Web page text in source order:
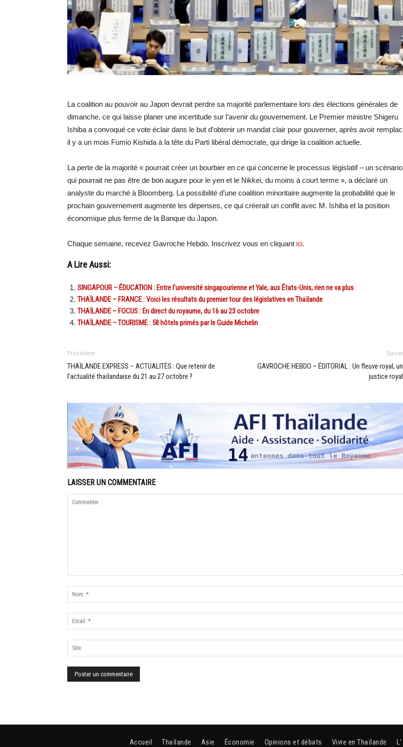
La coalition au pouvoir au Japon devrait perdre sa majorité parlementaire lors des élections générales de
dimanche, ce qui laisse planer une incertitude sur l’avenir du gouvernement. Le Premier ministre Shigeru
Ishiba a convoqué ce vote éclair dans le but d’obtenir un mandat clair pour gouverner, après avoir
il y a un mois Fumio Kishida à la tête du Parti libéral démocrate, qui dirige la coalition actuelle.
La perte de la majorité « pourrait créer un bourbier en ce qui concerne le processus législatif – un scénario
qui pourrait ne pas être de bon augure pour le yen et le Nikkei, du moins à court terme », a déclaré un
analyste du marché à Bloomberg. La possibilité d’une coalition minoritaire augmente la probabilité que le
prochain gouvernement augmente les dépenses, ce qui créerait un conflit avec M. Ishiba et la position
économique plus ferme de la Banque du Japon.
Chaque semaine, recevez Gavroche Hebdo. Inscrivez vous en cliquant ici.
A Lire Aussi:
SINGAPOUR – ÉDUCATION : Entre l’université singapourienne et Yale, aux États-Unis, rien ne va plus
THAÏLANDE – FRANCE : Voici les résultats du premier tour des législatives en Thaïlande
THAÏLANDE – FOCUS : En direct du royaume, du 16 au 23 octobre
THAÏLANDE – TOURISME : 58 hôtels primés par le Guide Michelin
Précédent
THAÏLANDE EXPRESS – ACTUALITÉS : Que retenir de
l’actualité thaïlandaise du 21 au 27 octobre ?
GAVROCHE HEBDO – ÉDITORIAL : Un fleuve royal,
justice
LAISSER UN COMMENTAIRE
Accueil Thaïlande Asie Économie Opinions et débats Vivre en Thaïlande